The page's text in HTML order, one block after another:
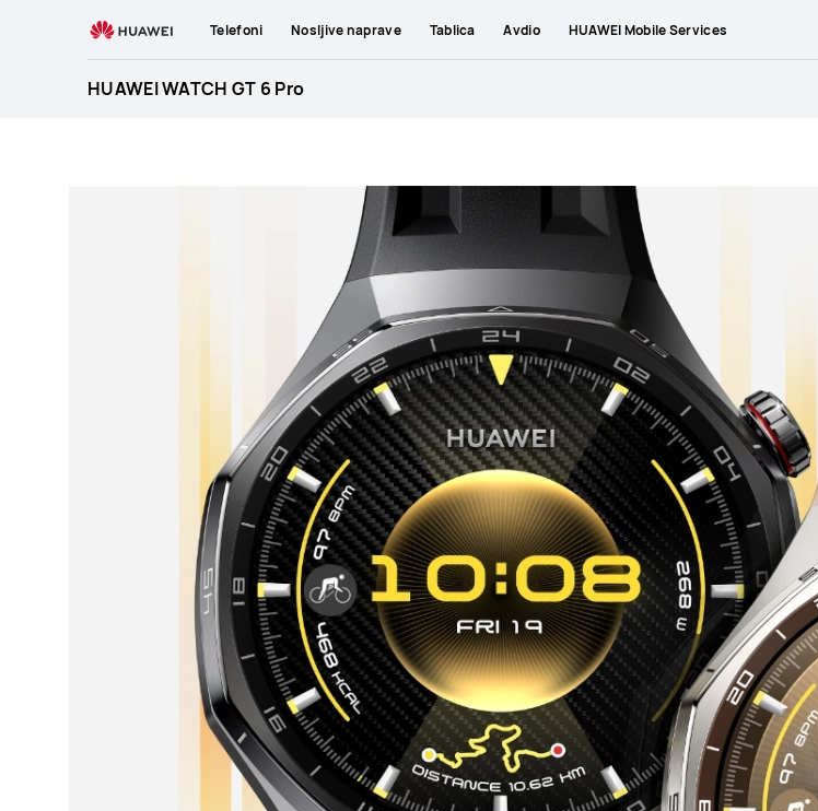
Telefoni Nosljive naprave Tablica Avdio HUAWEI Mobile Services
HUAWEI WATCH GT 6 Pro